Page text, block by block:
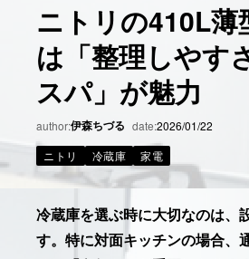
ニトリの410L薄
は「整理しやす
スパ」が魅力
author:伊森ちづる date:2026/01/22
ニトリ
冷蔵庫 家電
冷蔵庫を選ぶ時に大切なのは、
す。特に対面キッチンの場合、